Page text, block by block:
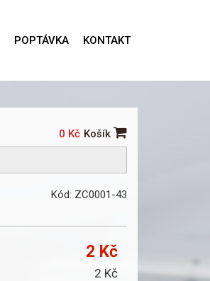
POPTÁVKA KONTAKT
0 Kč Košík
Kód: ZC0001-43
2 Kč
2 Kč